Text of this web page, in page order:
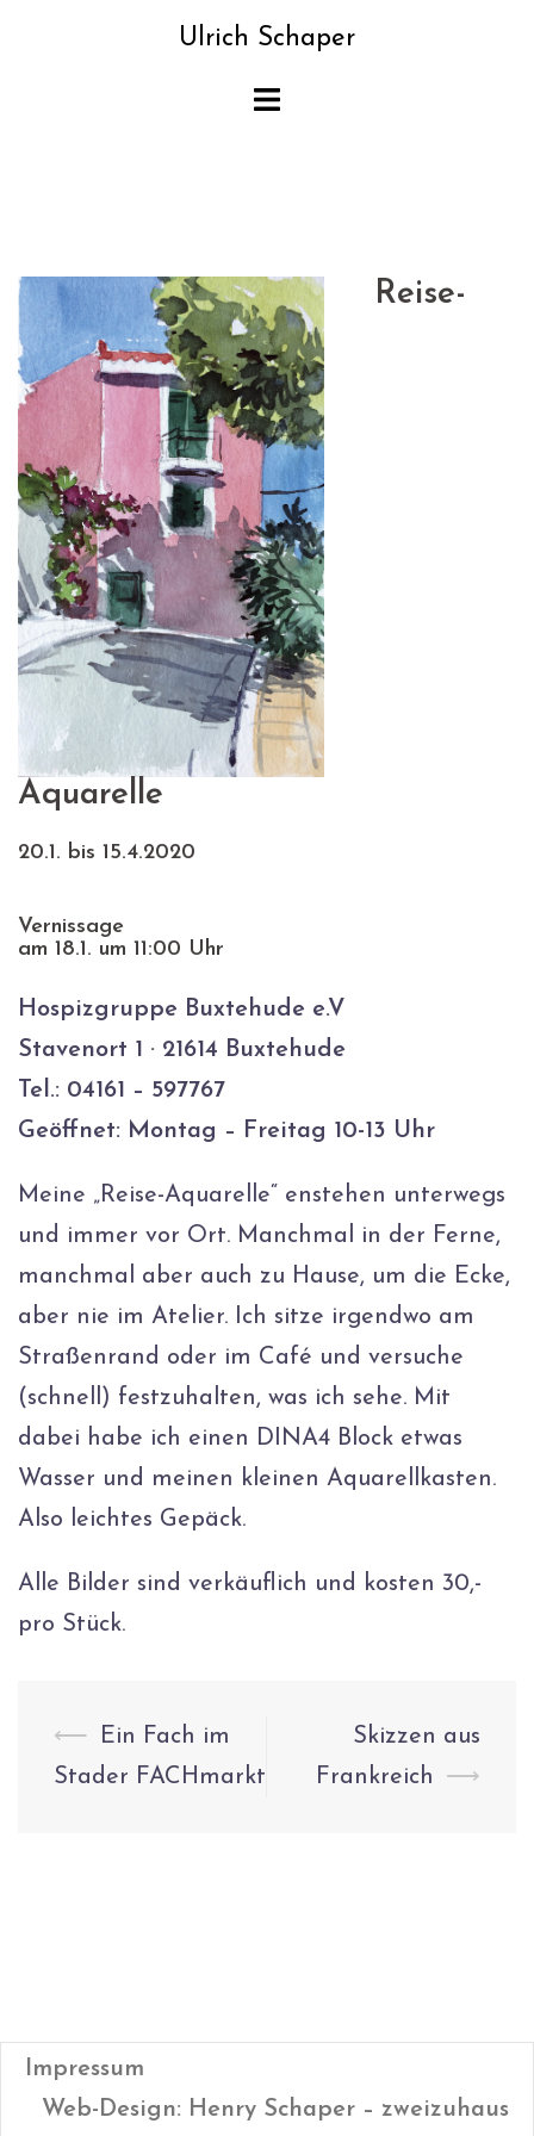
Ulrich Schaper
Reise-
Aquarelle
20.1. bis 15.4.2020
Vernissage
am 18.1. um 11:00 Uhr
Hospizgruppe Buxtehude e.V
Stavenort 1 · 21614 Buxtehude
Tel.: 04161 – 597767
Geöffnet: Montag – Freitag 10-13 Uhr
Meine „Reise-Aquarelle“ enstehen unterwegs
und immer vor Ort. Manchmal in der Ferne,
manchmal aber auch zu Hause, um die Ecke,
aber nie im Atelier. Ich sitze irgendwo am
Straßenrand oder im Café und versuche
(schnell) festzuhalten, was ich sehe. Mit
dabei habe ich einen DINA4 Block etwas
Wasser und meinen kleinen Aquarellkasten.
Also leichtes Gepäck.
Alle Bilder sind verkäuflich und kosten 30,-
pro Stück.
Beitrags-
Navigation
⟵
Ein Fach im
Stader FACHmarkt
Skizzen aus
Frankreich
⟶
Impressum
Web-Design: Henry Schaper – zweizuhaus